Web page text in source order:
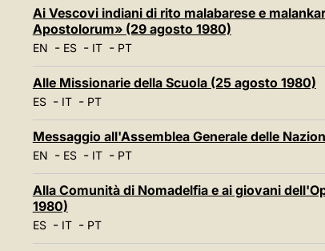
Ai Vescovi indiani di rito malabarese e
Apostolorum» (29 agosto 1980)
EN - ES- IT- PT
Alle Missionarie della Scuola (25 agosto 1980)
ES- IT- PT
Messaggio all'Assemblea Generale delle
EN - ES- IT- PT
Alla Comunità di Nomadelfia e ai giovani
1980)
ES- IT- PT